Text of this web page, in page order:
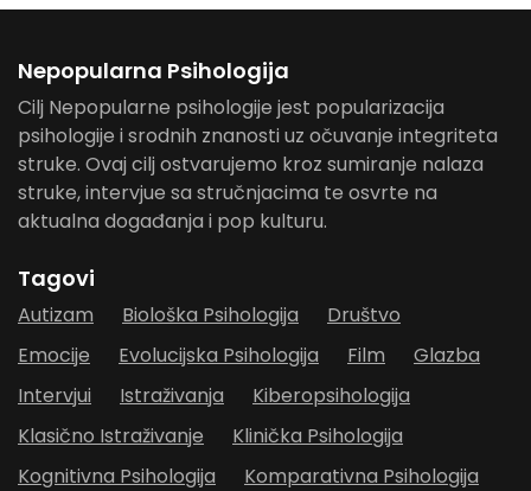
Nepopularna Psihologija
Cilj Nepopularne psihologije jest popularizacija
psihologije i srodnih znanosti uz očuvanje integriteta
struke. Ovaj cilj ostvarujemo kroz sumiranje nalaza
struke, intervjue sa stručnjacima te osvrte na
aktualna događanja i pop kulturu.
Tagovi
Autizam Biološka Psihologija
Društvo
Emocije
Evolucijska Psihologija Film
Glazba
Intervjui
Istraživanja
Kiberopsihologija
Klasično Istraživanje
Klinička Psihologija
Kognitivna Psihologija
Komparativna Psihologija